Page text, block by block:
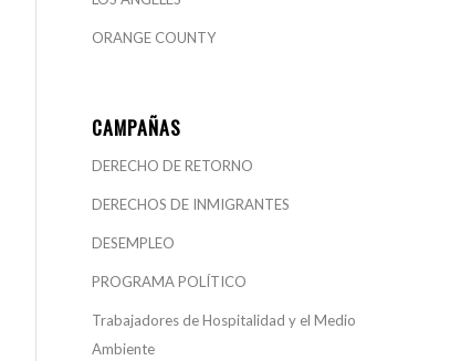
ORANGE COUNTY
CAMPAÑAS
DERECHO DE RETORNO
DERECHOS DE INMIGRANTES
DESEMPLEO
PROGRAMA POLÍTICO
Trabajadores de Hospitalidad y el Medio
Ambiente